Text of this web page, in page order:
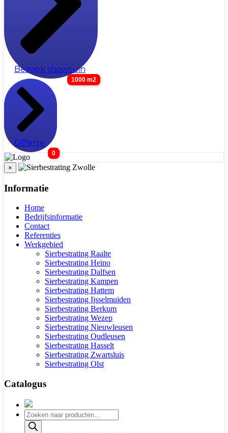
Bezoek showtuin
1000 m2
Offerte
0
×
Informatie
Home
Bedrijfsinformatie
Contact
Referenties
Werkgebied
Sierbestrating Raalte
Sierbestrating Heino
Sierbestrating Dalfsen
Sierbestrating Kampen
Sierbestrating Hattem
Sierbestrating Ijsselmuiden
Sierbestrating Berkum
Sierbestrating Wezep
Sierbestrating Nieuwleusen
Sierbestrating Oudleusen
Sierbestrating Hasselt
Sierbestrating Zwartsluis
Sierbestrating Olst
Catalogus
Producten
zoeken